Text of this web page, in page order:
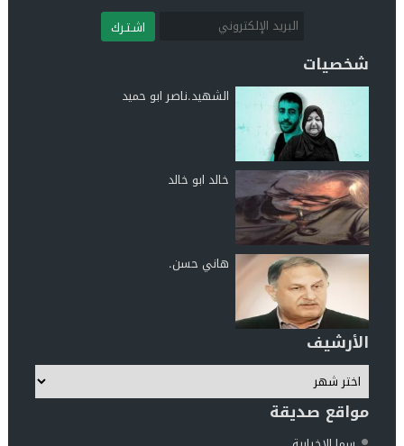
اشـتـرك
شخصيات
الشهيد.ناصر ابو حميد
خالد ابو خالد
هاني حسن.
الأرشيف
مواقع صديقة